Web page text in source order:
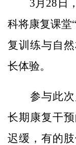
3月28日，
科将康复课堂
复训练与自
长体验。
参与此次
长期康复干
迟缓，有的